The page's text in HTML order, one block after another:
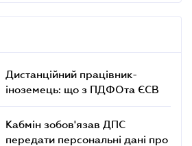
Дистанційний працівник-
іноземець: що з ПДФОта ЄСВ
Кабмін зобов'язав ДПС
передати персональні дані про